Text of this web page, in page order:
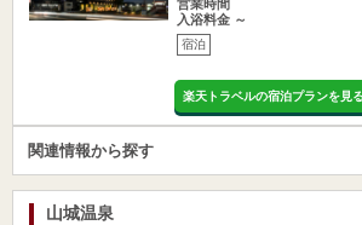
営業時間
入浴料金 ～
宿泊
楽天トラベルの宿泊プランを見る
関連情報から探す
山城温泉